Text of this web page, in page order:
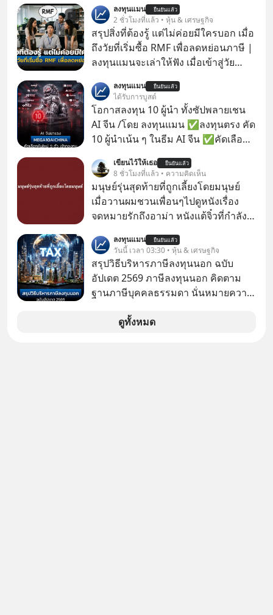
ลงทุนแมน ยืนยันแล้ว
2 ชั่วโมงที่แล้ว • หุ้น & เศรษฐกิจ
สรุปสิ่งที่ต้องรู้ แต่ไม่ค่อยมีใครบอก เมื่อ
ถึงวัยที่เริ่มซื้อ RMF เพื่อลดหย่อนภาษี |
ลงทุนแมนจะเล่าให้ฟัง เมื่อเข้าสู่วัย
ภาษี หลายคนมักได้รับคำแนะนำให้
ลงทุนใน RMF เพราะนอกจากจะช่วยลด
หย่อนภาษีได้แล้ว ยังเป็นโอกาสในการ
สร้างความมั่งคั่งระยะยาว แต่น้อยคน
นักที่จะลงลึกว่า ถ้าลงทุนใน RMF ควรรู้
อะไรบ้าง ควรดู ตรงไหน ทำอย่างไร ถึง
จะดีกับเรา แล้วเราควรรู้ข้อมูลอะไร
เกี่ยวกับ RMF บ้าง เพื่อให้นำไปใช้ต่อได้
จริง ๆ ลงทุนแมนจะเล่าให้ฟัง
ลงทุนแมน ยืนยันแล้ว
ได้รับการบูสต์
โอกาสลงทุน 10 ผู้นำ ทั้งซัปพลายเชน
AI จีน /โดย ลงทุนแมน ✅ลงทุนตรง คัด
10 ผู้นำเน้น ๆ ในธีม AI จีน ✅คัดเลือก
เจ้าของผู้นำ AI จีน ตั้งแต่โรงงานผลิตชิป
หน่วยความจำ โมเดล AI ยันหุ่นยนต์
✅ได้การรับยกเว้นภาษี Capital Gain
ตามกฎหมายภาษีของประเทศไทย
เขียนไว้ให้เธอ ยืนยันแล้ว
8 ชั่วโมงที่แล้ว • ความคิดเห็น
มนุษย์รุ่นสุดท้ายที่ถูกเลี้ยงโดยมนุษย์
เมื่อวานผมชวนเพื่อนๆไปดูหนังเรื่อง
จดหมายรักถึงอาม่า หนังแต้จิ๋วที่กำลัง
ป๊าผมเห็นโปสเตอร์หนังเรื่องนี้หลาย
เดือนก่อนและอยากดูมาก ด้วยเพราะว่า
อากงก็มาจากเมืองจีน ป๊าก็พูดแต้จิ๋วได้
มีเรื่องราวมีความผูกพันที่ได้ยินตั้งแต่
ลงทุนแมน ยืนยันแล้ว
วันนี้ เวลา 03:30 • หุ้น & เศรษฐกิจ
สรุปวิธีบริหารภาษีลงทุนนอก ฉบับ
อัปเดต 2569 ภาษีลงทุนนอก คิดตาม
ฐานภาษีบุคคลธรรมดา นั่นหมายความ
ดูทั้งหมด